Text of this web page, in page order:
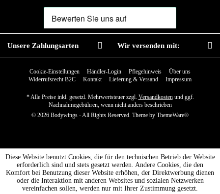
Unsere Zahlungsarten Wir versenden mit:
Cookie-Einstellungen Händler-Login Pflegehinweis
Über uns
Widerrufsrecht B2C
Kontakt Lieferung & Versand Impressum
* Alle Preise inkl. gesetzl. Mehrwertsteuer zzgl. Versandkostenund ggf.
Nachnahmegebühren, wenn nicht anders beschrieben
© 2026 Bodywings - All Rights Reserved. Theme by ThemeWare®
Diese Website benutzt Cookies, die für den technischen Betrieb der Website
erforderlich sind und stets gesetzt werden. Andere Cookies, die den
Komfort bei Benutzung dieser Website erhöhen, der Direktwerbung dienen
oder die Interaktion mit anderen Websites und sozialen Netzwerken
vereinfachen sollen, werden nur mit Ihrer Zustimmung gesetzt.